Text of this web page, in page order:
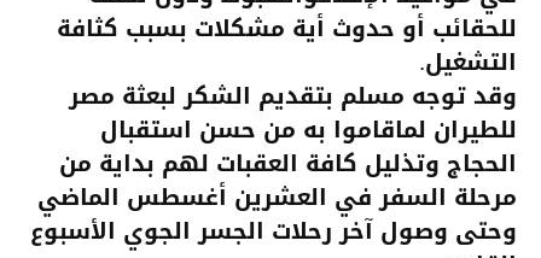
للحقائب أو حدوث أية مشكلات بسبب كثافة
التشغيل.
وقد توجه مسلم بتقديم الشكر لبعثة مصر
للطيران لماقاموا به من حسن استقبال
الحجاج وتذليل كافة العقبات لهم بداية من
مرحلة السفر في العشرين أغسطس الماضي
وحتى وصول آخر رحلات الجسر الجوي الأسبوع